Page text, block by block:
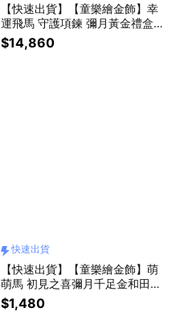
【快速出貨】【童樂繪金飾】幸
運飛馬 守護項鍊 彌月黃金禮盒
約重0.39錢±0.03 附贈馬年平安
符 (彌月金飾 彌月禮)
$14,860
快速出貨
【快速出貨】【童樂繪金飾】萌
萌馬 初見之喜彌月千足金和田玉
禮盒 (彌月金飾 彌月禮)
$1,480